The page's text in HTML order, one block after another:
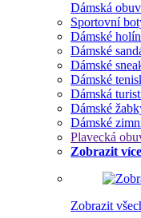
Dámská obuv
Sportovní
Dámské
Dámské
Dámské
Dámské
Dámská
Dámské
Dámské
Plavecká
Zobrazit
Zobrazit